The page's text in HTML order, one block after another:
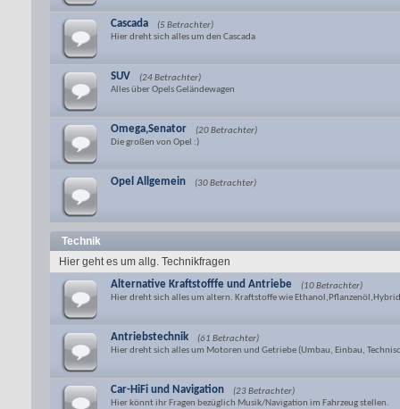
Cascada
(5 Betrachter)
Hier dreht sich alles um den Cascada
SUV
(24 Betrachter)
Alles über Opels Geländewagen
Omega,Senator
(20 Betrachter)
Die großen von Opel :)
Opel Allgemein (30 Betrachter)
Technik
Hier geht es um allg. Technikfragen
Alternative Kraftstofffe und Antriebe
(10 Betrachter)
Hier dreht sich alles um altern. Kraftstoffe wie
Antriebstechnik
(61 Betrachter)
Hier dreht sich alles um Motoren und Getriebe (Umbau, Einbau,
Car-HiFi und Navigation
(23 Betrachter)
Hier könnt ihr Fragen bezüglich Musik/Navigation im Fahrzeug stellen.